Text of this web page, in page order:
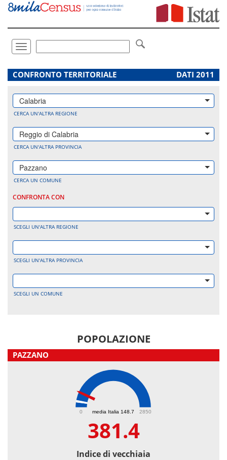
Vai
direttamente
Toggle
navigation
.
CONFRONTO TERRITORIALE DATI 2011
Calabria
CERCA UN'ALTRA REGIONE
Reggio di Calabria
CERCA UN'ALTRA PROVINCIA
Pazzano
CERCA UN COMUNE
CONFRONTA CON
SCEGLI UN'ALTRA REGIONE
SCEGLI UN'ALTRA PROVINCIA
SCEGLI UN COMUNE
POPOLAZIONE
PAZZANO
media Italia 148.7
0 2850
381.4
Indice di vecchiaia